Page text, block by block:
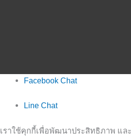
Facebook Chat
Line Chat
เราใช้คุกกี้เพื่อพัฒนาประสิทธิภาพ แ